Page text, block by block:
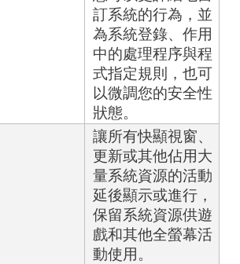
訂系統的行為，並
為系統登錄、作用
中的處理程序與程
式指定規則，也可
以微調您的安全性
狀態。
讓所有快顯視窗、
更新或其他佔用大
量系統資源的活動
延後顯示或進行，
保留系統資源供遊
戲和其他全螢幕活
動使用。